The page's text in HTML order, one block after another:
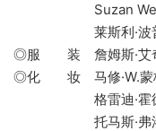
Suzan Wexler
莱斯利·波普 /
◎服 装 詹姆斯·艾奇
◎化 妆 马修·W.蒙
格雷迪·霍德尔
托马斯·弗洛茨